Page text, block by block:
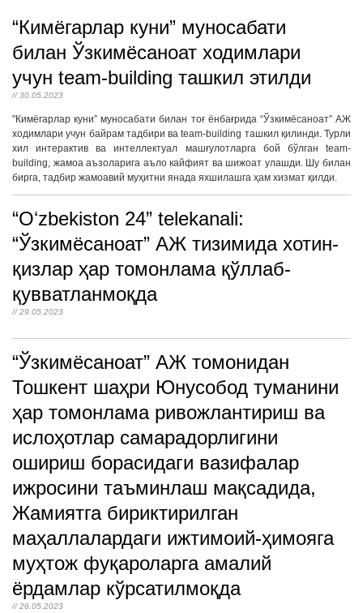
“Кимёгарлар куни” муносабати
билан Ўзкимёсаноат ходимлари
учун team-building ташкил этилди
// 30.05.2023
"Кимёгарлар куни” муносабати билан тоғ ёнбағрида “Ўзкимёсаноат” АЖ
ходимлари учун байрам тадбири ва team-building ташкил қилинди. Турли
хил интерактив ва интеллектуал машғулотларга бой бўлган team-
building, жамоа аъзоларига аъло кайфият ва шижоат улашди. Шу билан
бирга, тадбир жамоавий муҳитни янада яхшилашга ҳам хизмат қилди.
“Oʻzbekiston 24” telekanali:
“Ўзкимёсаноат” АЖ тизимида хотин-
қизлар ҳар томонлама қўллаб-
қувватланмоқда
// 29.05.2023
“Ўзкимёсаноат” АЖ томонидан
Тошкент шаҳри Юнусобод туманини
ҳар томонлама ривожлантириш ва
ислоҳотлар самарадорлигини
ошириш борасидаги вазифалар
ижросини таъминлаш мақсадида,
Жамиятга бириктирилган
маҳаллалардаги ижтимоий-ҳимояга
муҳтож фуқароларга амалий
ёрдамлар кўрсатилмоқда
// 26.05.2023